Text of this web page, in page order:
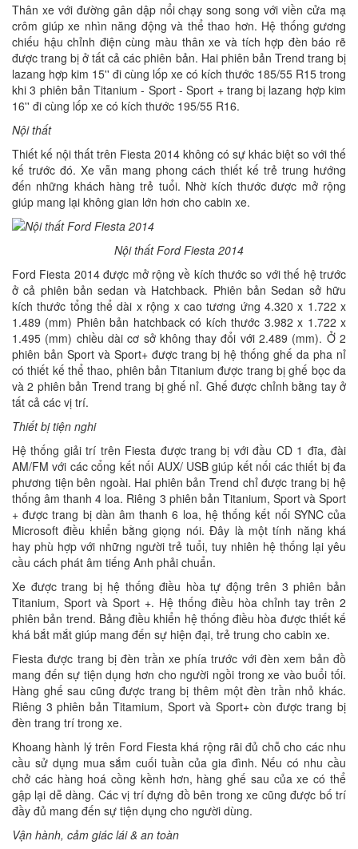
Thân xe với đường gân dập nổi chạy song song với viền cửa mạ
crôm giúp xe nhìn năng động và thể thao hơn. Hệ thống gương
chiếu hậu chỉnh điện cùng màu thân xe và tích hợp đèn báo rẽ
được trang bị ở tất cả các phiên bản. Hai phiên bản Trend trang bị
lazang hợp kim 15'' đi cùng lốp xe có kích thước 185/55 R15 trong
khi 3 phiên bản Titanium - Sport - Sport + trang bị lazang hợp kim
16'' đi cùng lốp xe có kích thước 195/55 R16.
Nội thất
Thiết kế nội thất trên Fiesta 2014 không có sự khác biệt so với thế
kế trước đó. Xe vẫn mang phong cách thiết kế trẻ trung hướng
đến những khách hàng trẻ tuổi. Nhờ kích thước được mở rộng
giúp mang lại không gian lớn hơn cho cabin xe.
Nội thất Ford Fiesta 2014
Ford Fiesta 2014 được mở rộng về kích thước so với thế hệ trước
ở cả phiên bản sedan và Hatchback. Phiên bản Sedan sở hữu
kích thước tổng thể dài x rộng x cao tương ứng 4.320 x 1.722 x
1.489 (mm) Phiên bản hatchback có kích thước 3.982 x 1.722 x
1.495 (mm) chiều dài cơ sở không thay đổi với 2.489 (mm). Ở 2
phiên bản Sport và Sport+ được trang bị hệ thống ghế da pha nỉ
có thiết kế thể thao, phiên bản Titanium được trang bị ghế bọc da
và 2 phiên bản Trend trang bị ghế nỉ. Ghế được chỉnh bằng tay ở
tất cả các vị trí.
Thiết bị tiện nghi
Hệ thống giải trí trên Fiesta được trang bị với đầu CD 1 đĩa, đài
AM/FM với các cổng kết nối AUX/ USB giúp kết nối các thiết bị đa
phương tiện bên ngoài. Hai phiên bản Trend chỉ được trang bị hệ
thống âm thanh 4 loa. Riêng 3 phiên bản Titanium, Sport và Sport
+ được trang bị dàn âm thanh 6 loa, hệ thống kết nối SYNC của
Microsoft điều khiển bằng giọng nói. Đây là một tính năng khá
hay phù hợp với những người trẻ tuổi, tuy nhiên hệ thống lại yêu
cầu cách phát âm tiếng Anh phải chuẩn.
Xe được trang bị hệ thống điều hòa tự động trên 3 phiên bản
Titanium, Sport và Sport +. Hệ thống điều hòa chỉnh tay trên 2
phiên bản trend. Bảng điều khiển hệ thống điều hòa được thiết kế
khá bắt mắt giúp mang đến sự hiện đại, trẻ trung cho cabin xe.
Fiesta được trang bị đèn trần xe phía trước với đèn xem bản đồ
mang đến sự tiện dụng hơn cho người ngồi trong xe vào buổi tối.
Hàng ghế sau cũng được trang bị thêm một đèn trần nhỏ khác.
Riêng 3 phiên bản Titamium, Sport và Sport+ còn được trang bị
đèn trang trí trong xe.
Khoang hành lý trên Ford Fiesta khá rộng rãi đủ chỗ cho các nhu
cầu sử dụng mua sắm cuối tuần của gia đình. Nếu có nhu cầu
chở các hàng hoá cồng kềnh hơn, hàng ghế sau của xe có thể
gập lại dễ dàng. Các vị trí đựng đồ bên trong xe cũng được bố trí
đầy đủ mang đến sự tiện dụng cho người dùng.
Vận hành, cảm giác lái & an toàn